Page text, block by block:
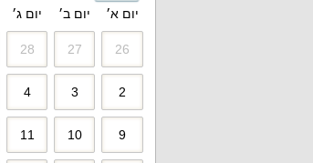
יום א׳ יום ב׳ יום ג׳
26
27
28
2
3
4
9
10
11